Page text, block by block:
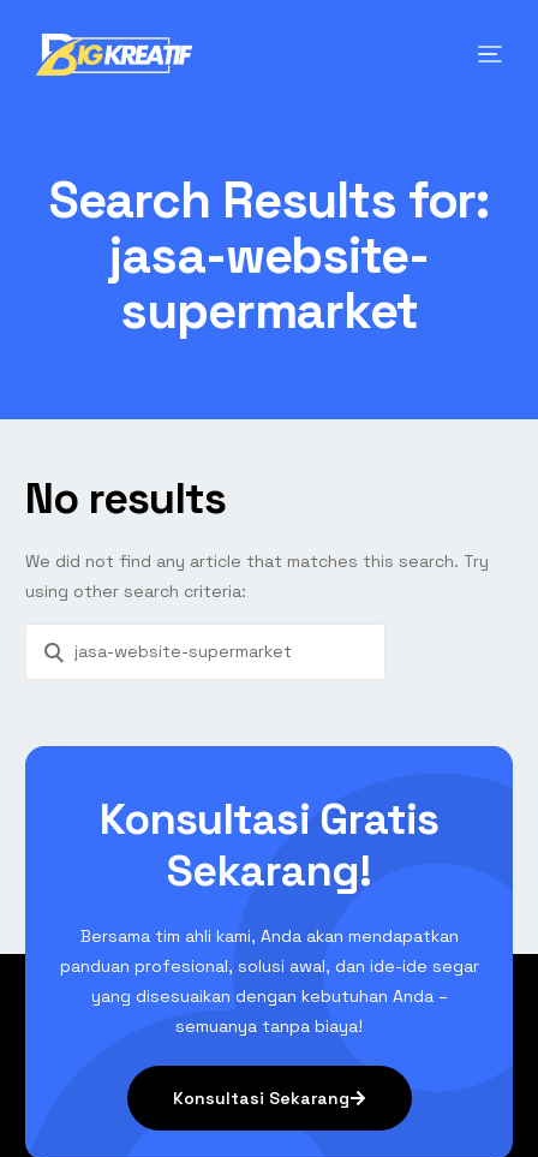
Search Results for:
jasa-website-
supermarket
No results
We did not find any article that matches this search. Try
using other search criteria:
Konsultasi Gratis
Sekarang!
Bersama tim ahli kami, Anda akan mendapatkan
panduan profesional, solusi awal, dan ide-ide segar
yang disesuaikan dengan kebutuhan Anda –
semuanya tanpa biaya!
Konsultasi Sekarang